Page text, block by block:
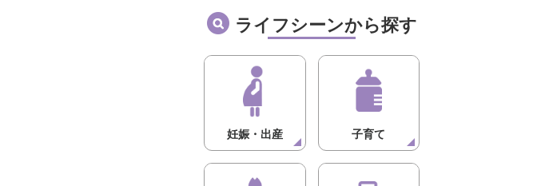
ライフシーンから探す
妊娠・出産 子育て